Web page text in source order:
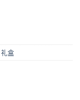
礼盒